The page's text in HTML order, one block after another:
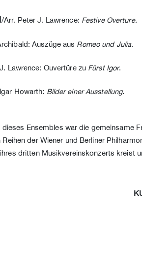
/Arr. Peter J. Lawrence: Festive Overture.
Auszüge aus Romeo und Julia.
Lawrence: Ouvertüre zu Fürst Igor.
Howarth: Bilder einer Ausstellung.
Ensembles war die gemeinsame
der Wiener und Berliner
dritten Musikvereinskonzerts kreist